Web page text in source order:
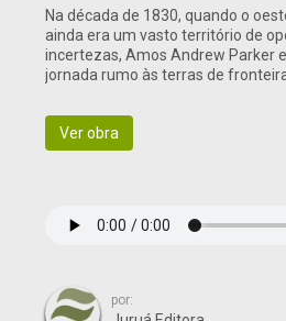
Na década de 1830, quando o
ainda era um vasto território de
incertezas, Amos Andrew Parker
jornada rumo às terras de
Ver obra
por: